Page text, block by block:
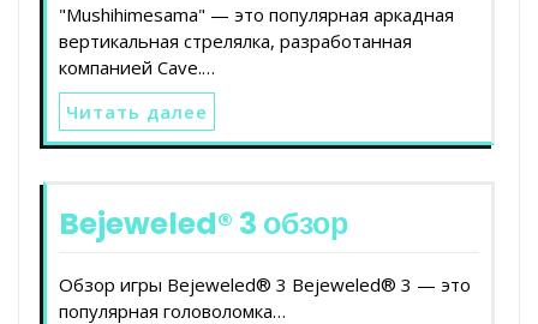
"Mushihimesama" — это популярная аркадная
вертикальная стрелялка, разработанная
компанией Cave.…
Читать далее
Bejeweled® 3 обзор
Обзор игры Bejeweled® 3 Bejeweled® 3 — это
популярная головоломка…